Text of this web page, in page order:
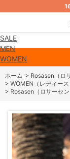
SALE
MEN
WOMEN
ホーム > Rosasen（ロ
> WOMEN（レディー
> Rosasen（ロサーセ